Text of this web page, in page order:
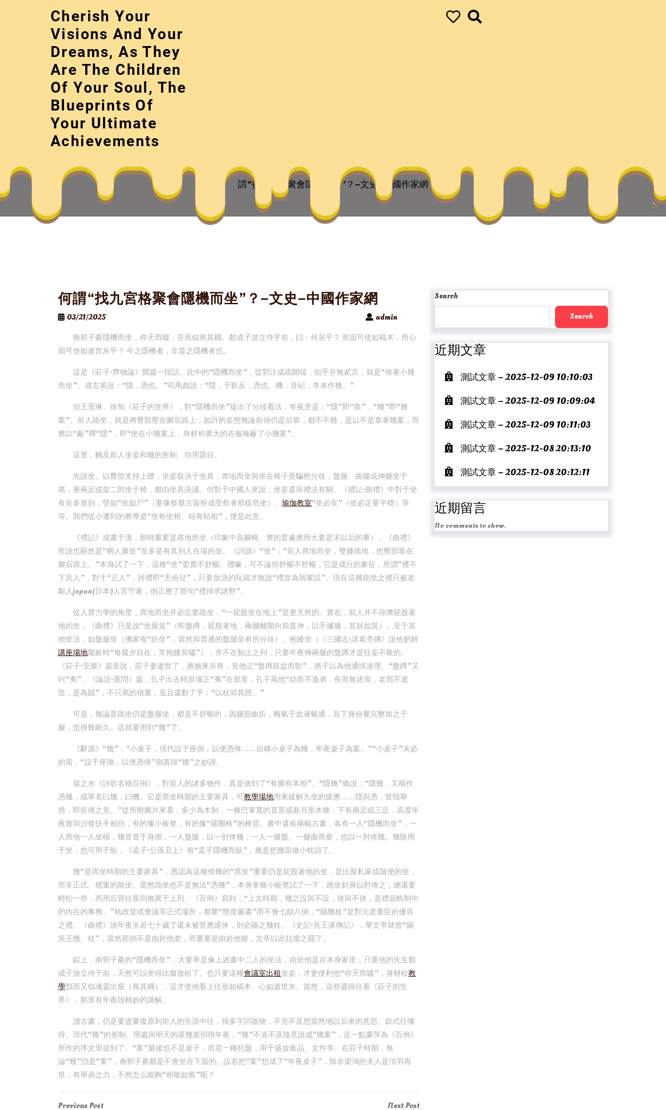
Cherish Your
Visions And Your
Dreams, As They
Are The Children
Of Your Soul, The
Blueprints Of
Your Ultimate
Achievements
何謂“找九宮格聚會隱機而坐”？–文史–中國作家網
Cherish your visions and your dreams, as they are the children of your soul, the blueprints of your ultimate achievements vapor
謂“找九宮格聚會隱機而坐”？–文史–中國作家網
何謂“找九宮格聚會隱機而坐”？–文史–中國作家網
03/21/2025
admin
南郭子綦隱機而坐，仰天而噓，荅焉似喪其耦。顏成子游立侍乎前，曰：何居乎？ 形固可使如槁木，而心
固可使如逝世灰乎？ 今之隱機者，非昔之隱機者也。
這是《莊子·齊物論》開篇一段話。此中的“隱機而坐”，從郭注成疏開端，似乎并無貳言，就是“倚著小幾
而坐”。成玄英說：“隱，憑也。”司馬彪說：“隱，于靳反，憑也。機，音紀，李本作幾。”
但王景琳、徐匋《莊子的世界》，對“隱機而坐”提出了分歧看法，年夜意是：“隱”即“靠”，“幾”即“幾
案”。前人跪坐，就是將臀部壓在腳后跟上，如許的姿態無論前傾仍是后靠，都不不難，是以不是靠著幾案，而
應以“蔽”釋“隱”，即“坐在小幾案上，身材和廣大的衣服掩蔽了小幾案”。
這里，觸及前人坐姿和幾的形制、功用題目。
先說坐。以臀部支持上體，坐姿取決于坐具，席地而坐與坐在椅子受騙然分歧，盤腿、曲腿或伸腿坐于
席，垂兩足或架二郎坐于椅，都由坐具決議。但對于中國人來說，坐姿還與禮法有關。《禮記·曲禮》中對于坐
有良多規則，譬如“坐如尸”（要像祭奠古裝扮成受祭者那樣危坐）、 瑜伽教室“坐必安”（坐必定要平穩）等
等。我們從小遭到的教導是“坐有坐相、站有站相”，便是此意。
《禮記》成書于漢，那時重要是席地而坐（印象中高腳椅、凳的普遍應用大要是宋以后的事），《曲禮》
所說也顯然是“稠人廣坐”至多是有其別人在場的坐。《詞源》“坐”：“前人席地而坐，雙膝跪地，把臀部靠在
腳后跟上。”本身試了一下，這種“坐”委實不舒暢。禮嘛，可不論你舒暢不舒暢，它是成分的象征，所謂“禮不
下庶人”，對于“正人”，掉禮即“丟份兒”，只要放浪的阮籍才敢說“禮豈為我輩設”。現在這種跪坐之禮只被老
鄰人japan(日本)人苦守著，倒正應了那句“禮掉求諸野”。
從人膂力學的角度，席地而坐并必定要跪坐，“一屁股坐在地上”是更天然的。實在，前人并不排擠屁股著
地的坐，《曲禮》只是說“坐毋箕”（即盤蹲，屁股著地，兩腿離開向前直伸，以手據膝，其狀如箕）。至于其
他坐法，如盤腿坐（佛家有“趺坐”，當然與普通的盤腿坐有所分歧）、抱膝坐（《三國志·諸葛亮傳》說他躬耕
講座場地隴畝時“每晨夕自在，常抱膝長嘯”），并不在制止之列，只要年夜伸兩腿的盤蹲才是狂妄不敬的。
《莊子·至樂》篇里說，莊子妻逝世了，惠施來吊喪，見他正“盤蹲鼓盆而歌”，惠子以為他通情達理。“盤蹲”又
叫“夷”，《論語·憲問》篇，孔子出去時原壤正“夷”在那里，孔子罵他“幼而不遜弟，長而無述焉，老而不逝
世，是為賊”，不只罵的很重，並且還動了手：“以杖叩其脛。”
可是，無論是跪坐仍是盤腿坐，都是不舒暢的，因腿部曲折，晦氣于血液暢通，且下身份量完整加之于
腿，也很難耐久。這就要用到“幾”了。
《辭源》“幾”：“小桌子，現代設于座側，以便憑倚……后稱小桌子為幾，年夜桌子為案。”“小桌子”未必
的當，“設于座側，以便憑倚”倒真得“幾”之妙諦。
揚之水《詩歌名物百例》，對前人的諸多物件，真是做到了“有圖有本相”。“隱幾”條說：“隱幾，又稱作
憑幾，或單名曰幾，曰機。它是席坐時期的主要家具，可教學場地用來緩解久坐的疲憊……隱與憑，皆指舉
措，即依倚之意。”從所附圖片來看，多少為木制，一條巴掌寬的直形或新月形木條，下有兩足或三足，高度年
夜致與沙發扶手相仿，有的像小板凳，有的像“羅圈椅”的椅背。書中還有兩幅古畫，各有一人“隱機而坐”，一
人席地一人坐榻，幾皆置于身側，一人盤腿，以一肘倚幾；一人一腿盤、一腿曲而垂，也以一肘倚幾。幾除用
于坐，也可用于臥，《孟子·公孫丑上》有“孟子隱機而臥”，應是把幾當做小枕頭了。
幾“是席坐時期的主要家具”，愚認為這種倚幾的“席坐”重要仍是屁股著地的坐，是比擬私家或隨便的坐，
而非正式、穩重的跪坐。當然跪坐也不是無法“憑幾”，本身拿條小板凳試了一下，跪坐斜身以肘倚之，總還要
輕松一些，而用后背往靠則無異于上刑。《百例》寫到：“上古時期，幾之設與不設，倚與不倚，是禮節軌制中
的內在的事務。”執政堂或會議等正式場所，都要“態度嚴肅”而不會七顛八倒，“賜幾杖”是對元老重臣的優容
之禮。《曲禮》說年夜夫若七十歲了還未被答應退休，則必賜之幾杖。《史記·吳王濞傳記》，華文帝就曾“賜
吳王幾、杖”，當然那倒不是由於他老，而重要是由於他狠，文帝以此拉攏之罷了。
綜上，南郭子綦的“隱機而坐”，大要率是像上述畫中二人的坐法，由於他是在本身家里，只要他的先生顏
成子游立侍于前，天然可以坐得比擬放松了。也只要這種會議室出租坐姿，才更便利他“仰天而噓”，身材松教
學頹而又似魂靈出竅（喪其耦），這才使他看上往形如槁木、心如逝世灰。當然，這些還得往看《莊子的世
界》，那里有年夜段精妙的講解。
讀古書，仍是要盡量復原到前人的生涯中往，很多字詞器物，不克不及想當然地以后來的意思、款式往懂
得。現代“幾”的形制、用處與明天的茶幾差別很年夜，“幾”不克不及隨意說成“幾案”，這一點廉萍為《百例》
所作的序文里提到了。“案”最後也不是桌子，而是一種托盤，用于盛放食品、文件等。在莊子時期，無
論“幾”仍是“案”，南郭子綦都是不會坐在下面的。設若把“案”想成了“年夜桌子”，除非梁鴻的夫人是項羽再
世，有舉鼎之力，不然怎么能夠“相敬如賓”呢？
Previous
Previous Post Next
Next Post
Search
Search
近期文章
測試文章 – 2025-12-09 10:10:03
測試文章 – 2025-12-09 10:09:04
測試文章 – 2025-12-09 10:11:03
測試文章 – 2025-12-08 20:13:10
測試文章 – 2025-12-08 20:12:11
近期留言
No comments to show.